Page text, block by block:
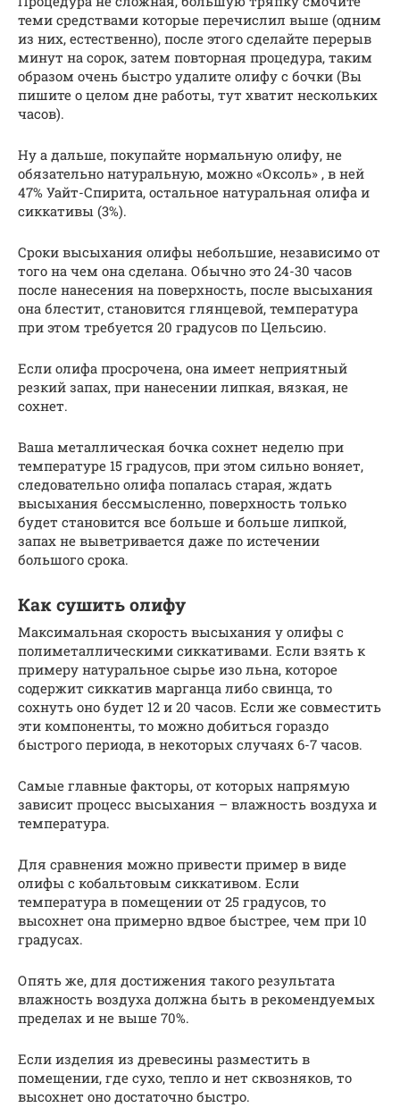
теми средствами которые перечислил выше (одним
из них, естественно), после этого сделайте перерыв
минут на сорок, затем повторная процедура, таким
образом очень быстро удалите олифу с бочки (Вы
пишите о целом дне работы, тут хватит нескольких
часов).
Ну а дальше, покупайте нормальную олифу, не
обязательно натуральную, можно «Оксоль» , в ней
47% Уайт-Спирита, остальное натуральная олифа и
сиккативы (3%).
Сроки высыхания олифы небольшие, независимо от
того на чем она сделана. Обычно это 24-30 часов
после нанесения на поверхность, после высыхания
она блестит, становится глянцевой, температура
при этом требуется 20 градусов по Цельсию.
Если олифа просрочена, она имеет неприятный
резкий запах, при нанесении липкая, вязкая, не
сохнет.
Ваша металлическая бочка сохнет неделю при
температуре 15 градусов, при этом сильно воняет,
следовательно олифа попалась старая, ждать
высыхания бессмысленно, поверхность только
будет становится все больше и больше липкой,
запах не выветривается даже по истечении
большого срока.
Как сушить олифу
Максимальная скорость высыхания у олифы с
полиметаллическими сиккативами. Если взять к
примеру натуральное сырье изо льна, которое
содержит сиккатив марганца либо свинца, то
сохнуть оно будет 12 и 20 часов. Если же совместить
эти компоненты, то можно добиться гораздо
быстрого периода, в некоторых случаях 6-7 часов.
Самые главные факторы, от которых напрямую
зависит процесс высыхания – влажность воздуха и
температура.
Для сравнения можно привести пример в виде
олифы с кобальтовым сиккативом. Если
температура в помещении от 25 градусов, то
высохнет она примерно вдвое быстрее, чем при 10
градусах.
Опять же, для достижения такого результата
влажность воздуха должна быть в рекомендуемых
пределах и не выше 70%.
Если изделия из древесины разместить в
помещении, где сухо, тепло и нет сквозняков, то
высохнет оно достаточно быстро.